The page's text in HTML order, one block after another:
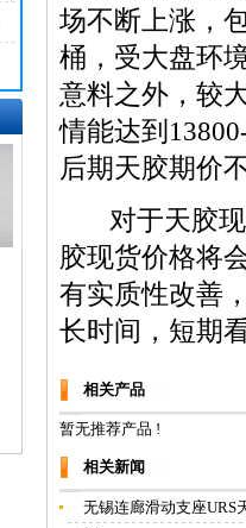
场不断上涨，
桶，受大盘环
意料之外，较
情能达到
后期天胶期价
对于天胶现
胶现货价格将
有实质性改善
长时间，短期
相关产品
暂无推荐产品 !
相关新闻
无锡连廊滑动支座URS